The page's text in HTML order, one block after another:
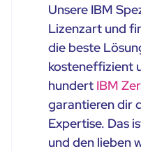
Unsere IBM
Lizenzart und
die beste
kosteneffizient
hundert IBM
garantieren dir
Expertise. Das
und den lieben